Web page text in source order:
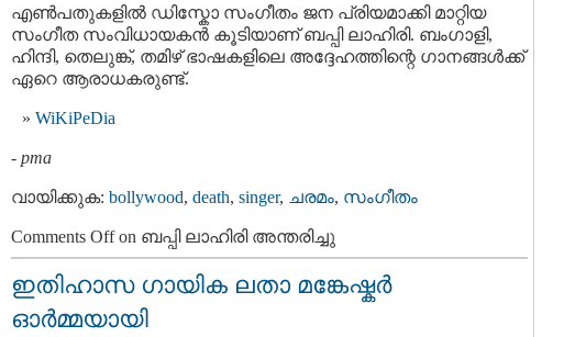
എണ്‍പതുകളില്‍ ഡിസ്കോ സംഗീതം ജന പ്രിയമാക്കി മാറ്റിയ
സംഗീത സംവിധായകന്‍ കൂടിയാണ് ബപ്പി ലാഹിരി. ബംഗാളി,
ഹിന്ദി, തെലുങ്ക്, തമിഴ് ഭാഷകളിലെ അദ്ദേഹത്തിന്റെ ഗാനങ്ങള്‍ക്ക്
ഏറെ ആരാധകരുണ്ട്.
WiKiPeDia
- pma
വായിക്കുക: bollywood, death, singer, ചരമം, സംഗീതം
Comments Offon ബപ്പി ലാഹിരി അന്തരിച്ചു
ഇതിഹാസ ഗായിക ലതാ മങ്കേഷ്കര്‍
ഓര്‍മ്മയായി